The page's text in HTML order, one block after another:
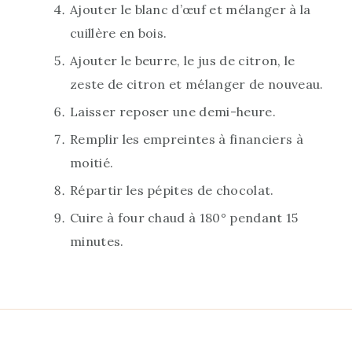
Ajouter le blanc d’œuf et mélanger à la
cuillère en bois.
Ajouter le beurre, le jus de citron, le
zeste de citron et mélanger de nouveau.
Laisser reposer une demi-heure.
Remplir les empreintes à financiers à
moitié.
Répartir les pépites de chocolat.
Cuire à four chaud à 180° pendant 15
minutes.